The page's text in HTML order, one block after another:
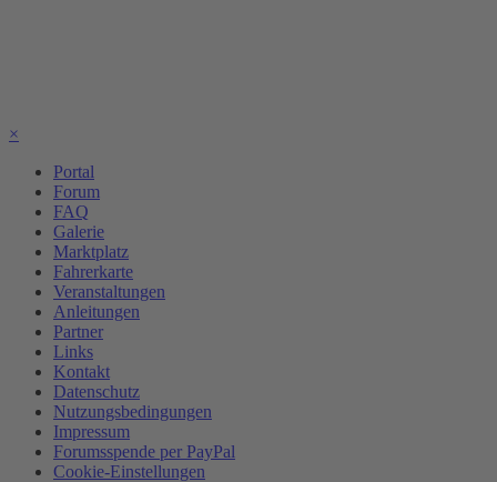
×
Portal
Forum
FAQ
Galerie
Marktplatz
Fahrerkarte
Veranstaltungen
Anleitungen
Partner
Links
Kontakt
Datenschutz
Nutzungsbedingungen
Impressum
Forumsspende per PayPal
Cookie-Einstellungen